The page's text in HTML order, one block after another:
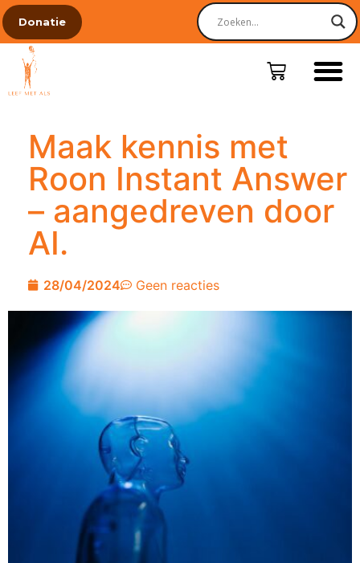
Donatie
Maak kennis met
Roon Instant Answer
– aangedreven door
AI.
28/04/2024 Geen reacties